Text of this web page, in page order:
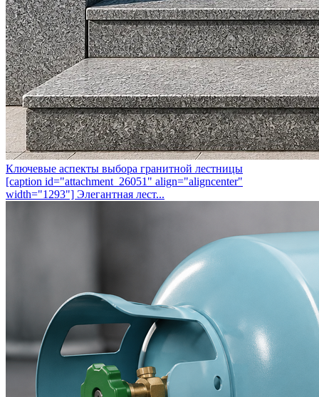
Ключевые аспекты выбора гранитной лестницы
[caption id="attachment_26051" align="aligncenter"
width="1293"] Элегантная лест...